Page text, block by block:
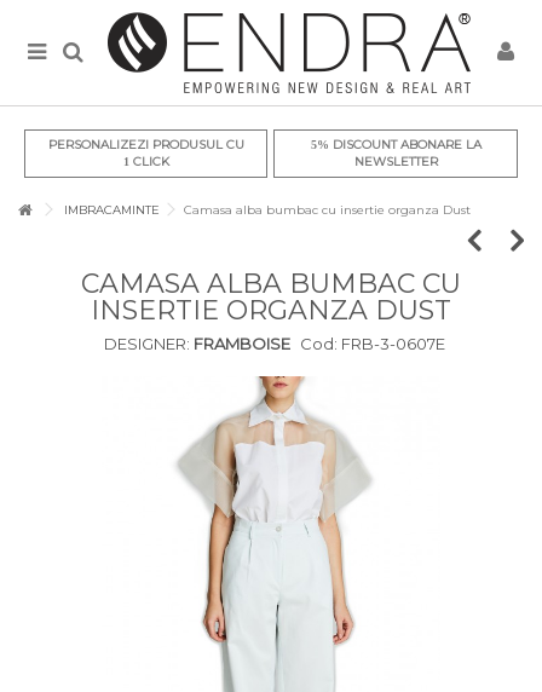
PERSONALIZEZI PRODUSUL CU
1CLICK
5% DISCOUNT ABONARE LA
NEWSLETTER
IMBRACAMINTE Camasa alba bumbac cu insertie organza Dust
CAMASA ALBA BUMBAC CU
INSERTIE ORGANZA DUST
DESIGNER: FRAMBOISE Cod: FRB-3-0607E